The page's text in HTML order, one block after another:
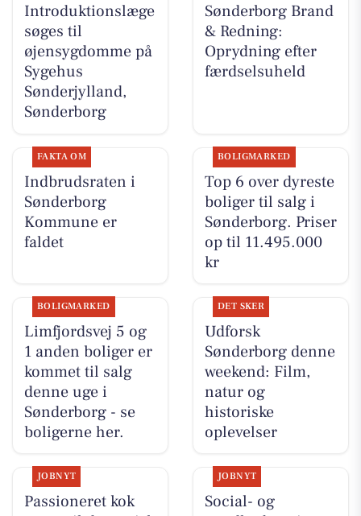
Introduktionslæge
søges til
øjensygdomme på
Sygehus
Sønderjylland,
Sønderborg
Sønderborg Brand
& Redning:
Oprydning efter
færdselsuheld
FAKTA OM
Indbrudsraten i
Sønderborg
Kommune er
faldet
BOLIGMARKED
Top 6 over dyreste
boliger til salg i
Sønderborg. Priser
op til 11.495.000
kr
BOLIGMARKED
Limfjordsvej 5 og
1 anden boliger er
kommet til salg
denne uge i
Sønderborg - se
boligerne her.
DET SKER
Udforsk
Sønderborg denne
weekend: Film,
natur og
historiske
oplevelser
JOBNYT
Passioneret kok
JOBNYT
Social- og